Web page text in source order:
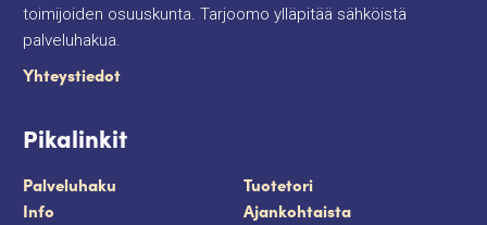
toimijoiden osuuskunta. Tarjoomo ylläpitää sähköistä
palveluhakua.
Yhteystiedot
Pikalinkit
Palveluhaku
Tuotetori
Info
Ajankohtaista